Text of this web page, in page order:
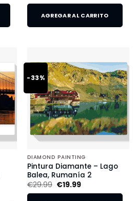
AGREGAR AL CARRITO
-33%
DIAMOND PAINTING
Pintura Diamante – Lago
Balea, Rumanía 2
€29.99 €19.99